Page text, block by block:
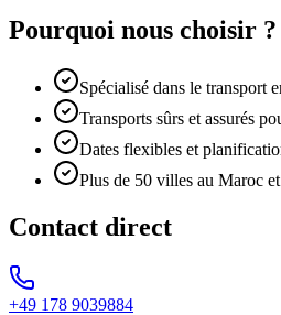
Pourquoi nous choisir ?
Spécialisé dans le transport
Transports sûrs et assurés
Dates flexibles et
Plus de 50 villes au Maroc
Contact direct
+49 178 9039884